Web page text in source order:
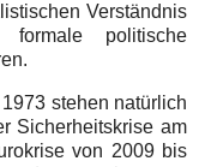
Verständnis
politische
stehen natürlich
Sicherheitskrise am
von 2009 bis